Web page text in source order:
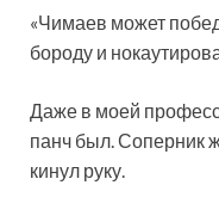
«Чимаев может
бороду и
Даже в моей
панч был. Соперник
кинул руку.